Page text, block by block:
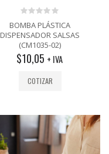
0
out
of
5
BOMBA PLÁSTICA
DISPENSADOR SALSAS
(CM1035-02)
$10,05 + IVA
COTIZAR